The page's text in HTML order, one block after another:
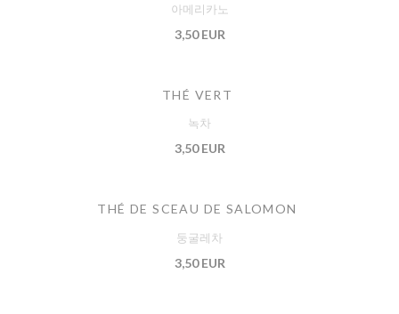
아메리카노
3,50 EUR
THÉ VERT
녹차
3,50 EUR
THÉ DE SCEAU DE SALOMON
둥굴레차
3,50 EUR